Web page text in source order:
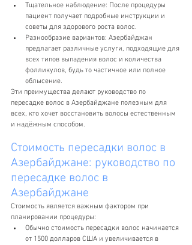
Тщательное наблюдение: После процедуры
пациент получает подробные инструкции и
советы для здорового роста волос.
Разнообразие вариантов: Азербайджан
предлагает различные услуги, подходящие для
всех типов выпадения волос и количества
фолликулов, будь то частичное или полное
облысение.
Эти преимущества делают руководство по
пересадке волос в Азербайджане полезным для
всех, кто хочет восстановить волосы естественным
и надёжным способом.
Стоимость пересадки волос в
Азербайджане: руководство по
пересадке волос в
Азербайджане
Стоимость является важным фактором при
планировании процедуры:
Обычно стоимость пересадки волос начинается
от 1500 долларов США и увеличивается в